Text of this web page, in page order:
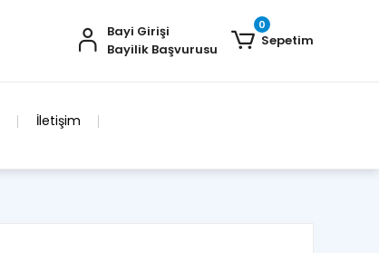
Bayi Girişi
Bayilik Başvurusu
0
Sepetim
İletişim